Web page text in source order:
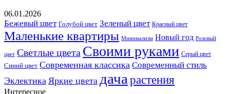
06.01.2026
Бежевый цвет Голубой цвет Зеленый цвет Красный цвет
Маленькие квартиры Минимализм Новый год Розовый
цвет Светлые цвета Своими руками Серый цвет
Синий цвет Современная классика Современный стиль
Эклектика Яркие цвета дача растения
Интересное